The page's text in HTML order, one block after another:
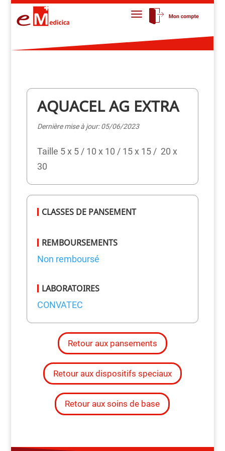
AQUACEL AG EXTRA
Dernière mise à jour: 05/06/2023
Taille 5 x 5 / 10 x 10 / 15 x 15 / 20 x
30
CLASSES DE PANSEMENT
REMBOURSEMENTS
Non remboursé
LABORATOIRES
CONVATEC
Retour aux pansements
Retour aux dispositifs speciaux
Retour aux soins de base